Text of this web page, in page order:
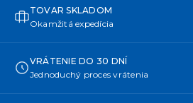
TOVAR SKLADOM
Okamžitá expedícia
VRÁTENIE DO 30 DNÍ
Jednoduchý proces vrátenia